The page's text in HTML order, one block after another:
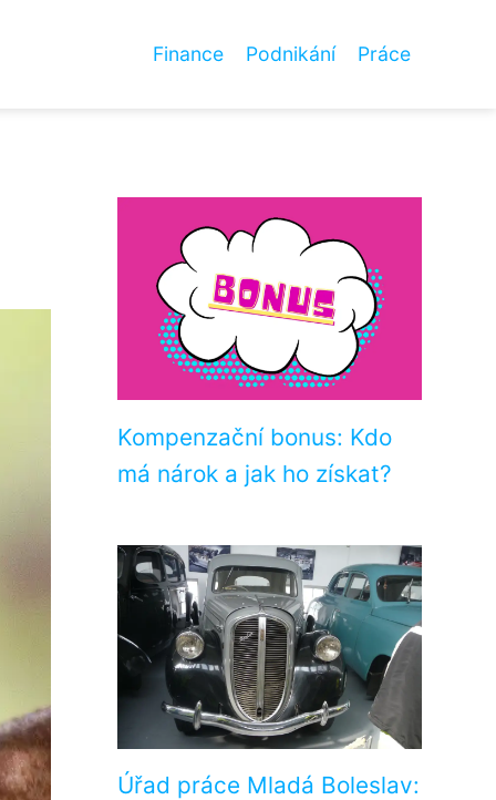
Finance Podnikání Práce
Kompenzační bonus: Kdo
má nárok a jak ho získat?
Úřad práce Mladá Boleslav: